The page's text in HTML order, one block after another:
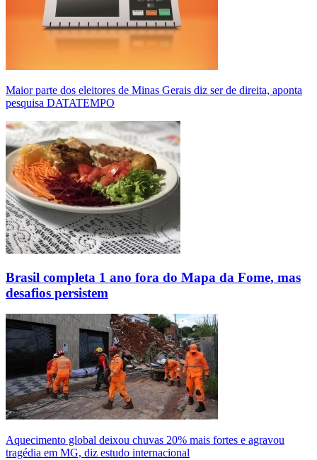
Maior parte dos eleitores de Minas Gerais diz ser de direita, aponta
pesquisa DATATEMPO
Brasil completa 1 ano fora do Mapa da Fome, mas
desafios persistem
Aquecimento global deixou chuvas 20% mais fortes e agravou
tragédia em MG, diz estudo internacional